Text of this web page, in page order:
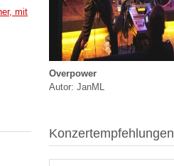
mit
Overpower
Autor: JanML
Konzertempfehlungen